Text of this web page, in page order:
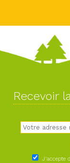
Recevoir
J'accepte